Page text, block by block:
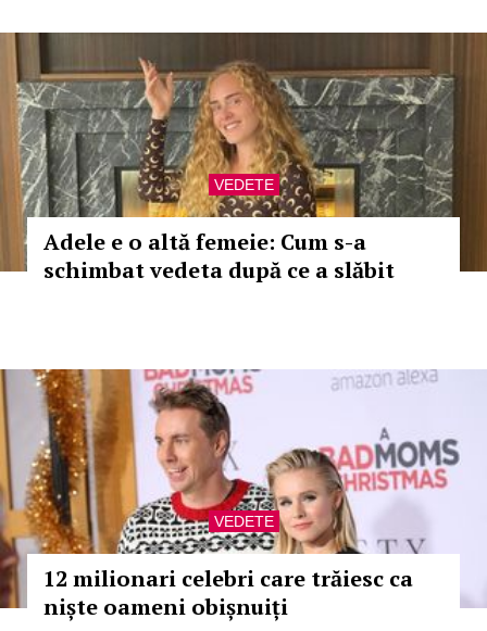
VEDETE
Adele e o altă femeie: Cum s-a
schimbat vedeta după ce a slăbit
VEDETE
12 milionari celebri care trăiesc ca
niște oameni obișnuiți